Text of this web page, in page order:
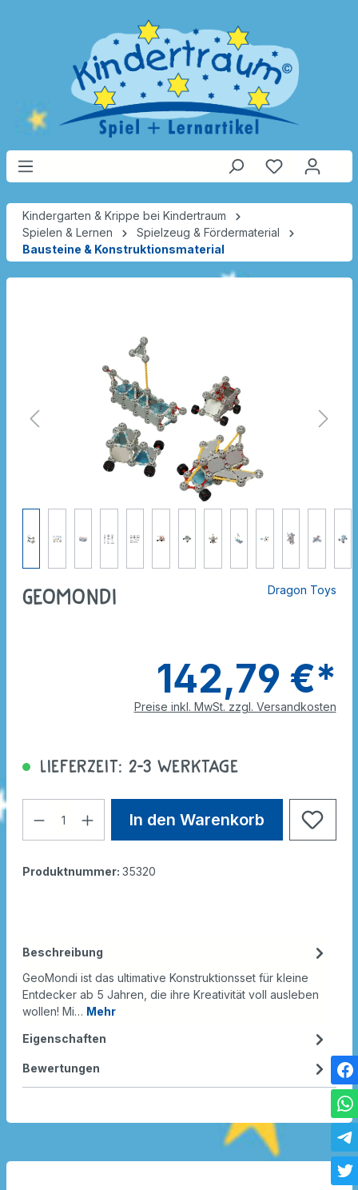
Kindergarten & Krippe bei Kindertraum
Spielen & Lernen
Spielzeug & Fördermaterial
Bausteine & Konstruktionsmaterial
GeoMondi Dragon Toys
142,79 €*
Preise inkl. MwSt. zzgl. Versandkosten
Lieferzeit: 2-3 Werktage
In den Warenkorb
Produktnummer: 35320
Beschreibung
GeoMondi ist das ultimative Konstruktionsset für kleine
Entdecker ab 5 Jahren, die ihre Kreativität voll ausleben
wollen! Mi… Mehr
Eigenschaften
Bewertungen